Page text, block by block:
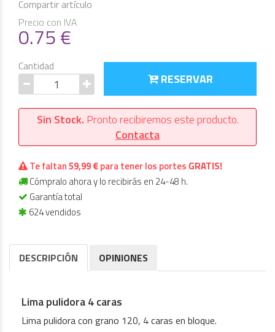
Compartir artículo
Precio con IVA
0.75€
Cantidad
RESERVAR
Sin Stock. Pronto recibiremos este producto.
Contacta
Te faltan59,99 €para tener los portes GRATIS!
Cómpralo ahora y lo recibirás en 24-48 h.
Garantía total
624 vendidos
DESCRIPCIÓN OPINIONES
Lima pulidora 4 caras
Lima pulidora con grano 120, 4 caras en bloque.